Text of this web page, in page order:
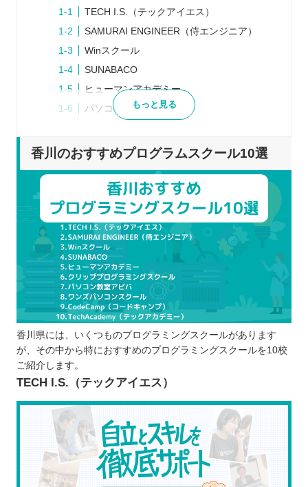
TECH I.S.（テックアイエス）
SAMURAI ENGINEER（侍エンジニア）
Winスクール
SUNABACO
ヒューマンアカデミー
パソコン教室アビバ
CodeCamp（コードキャンプ）
プログラムスクールを選ぶポイント
学びたい言語に合わせて選ぶ
目的に合うスクールを選ぶ
サポート体制の内容で選ぶ
通学かオンラインか受講方法で選ぶ
適切な料金や規約を重視して選ぶ
プログラムスクールで学習するメリット
自分だけでは理解できないところを質問で
きる
効率良くプログラミングの学習ができる
エンジニアを目指せるスキルを身に付けら
ポートフォリオの作成が可能
プログラムスクールで学ぶ際の注意点
学ぶ目的を明確化させる
継続して学習できるか考える
もっと見る
香川のおすすめプログラムスクール10選
香川県には、いくつものプログラミングスクールがあります
が、その中から特におすすめのプログラミングスクールを10校
ご紹介します。
TECH I.S.（テックアイエス）